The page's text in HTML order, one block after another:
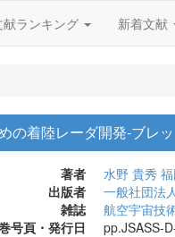
献ランキング 新着文献
の着陸レーダ開発-ブレ
著者 水野 貴秀
出版者
一般社団法
雑誌
航空宇宙技
号頁・発行日
pp.JSASS-